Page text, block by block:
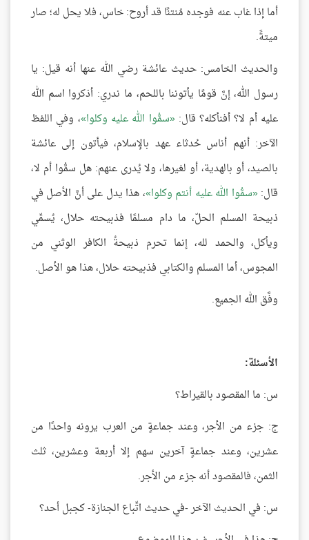
أما إذا غاب عنه فوجده مُنتنًا قد أروح: خاس، فلا يحل له؛ صار
ميتةً.
والحديث الخامس: حديث عائشة رضي الله عنها أنه قيل: يا
رسول الله، إنَّ قومًا يأتوننا باللحم، ما ندري: أذكروا اسم الله
عليه أم لا؟ أفنأكله؟ قال: سمُّوا الله عليه وكلوا ، وفي اللفظ
الآخر: أنهم أناس حُدثاء عهد بالإسلام، فيأتون إلى عائشة
بالصيد، أو بالهدية، أو لغيرها، ولا يُدرى عنهم: هل سمُّوا أم لا،
قال: سمُّوا الله عليه أنتم وكلوا ، هذا يدل على أنَّ الأصل في
ذبيحة المسلم الحلّ، ما دام مسلمًا فذبيحته حلال، يُسمِّي
ويأكل، والحمد لله، إنما تحرم ذبيحةُ الكافر الوثني من
المجوس، أما المسلم والكتابي فذبيحته حلال، هذا هو الأصل.
وفَّق الله الجميع.
الأسئلة:
س: ما المقصود بالقيراط؟
ج: جزء من الأجر، وعند جماعةٍ من العرب يرونه واحدًا من
عشرين، وعند جماعةٍ آخرين سهم إلا أربعة وعشرين، ثلث
الثمن، فالمقصود أنه جزء من الأجر.
س: في الحديث الآخر -في حديث اتِّباع الجنازة- كجبل أحد؟